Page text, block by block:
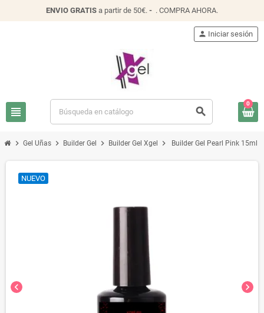
ENVIO GRATIS a partir de 50€. - . COMPRA AHORA.
view_headline search
person Iniciar sesión
0
chevron_right Gel Uñas chevron_right Builder Gel chevron_right Builder Gel Xgel chevron_right Builder Gel Pearl Pink 15ml
chevron_left chevron_right
NUEVO